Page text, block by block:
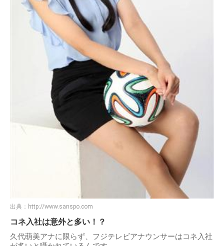
出典： http://www.sanspo.com
コネ入社は意外と多い！？
久代萌美アナに限らず、フジテレビアナウンサーはコネ入社